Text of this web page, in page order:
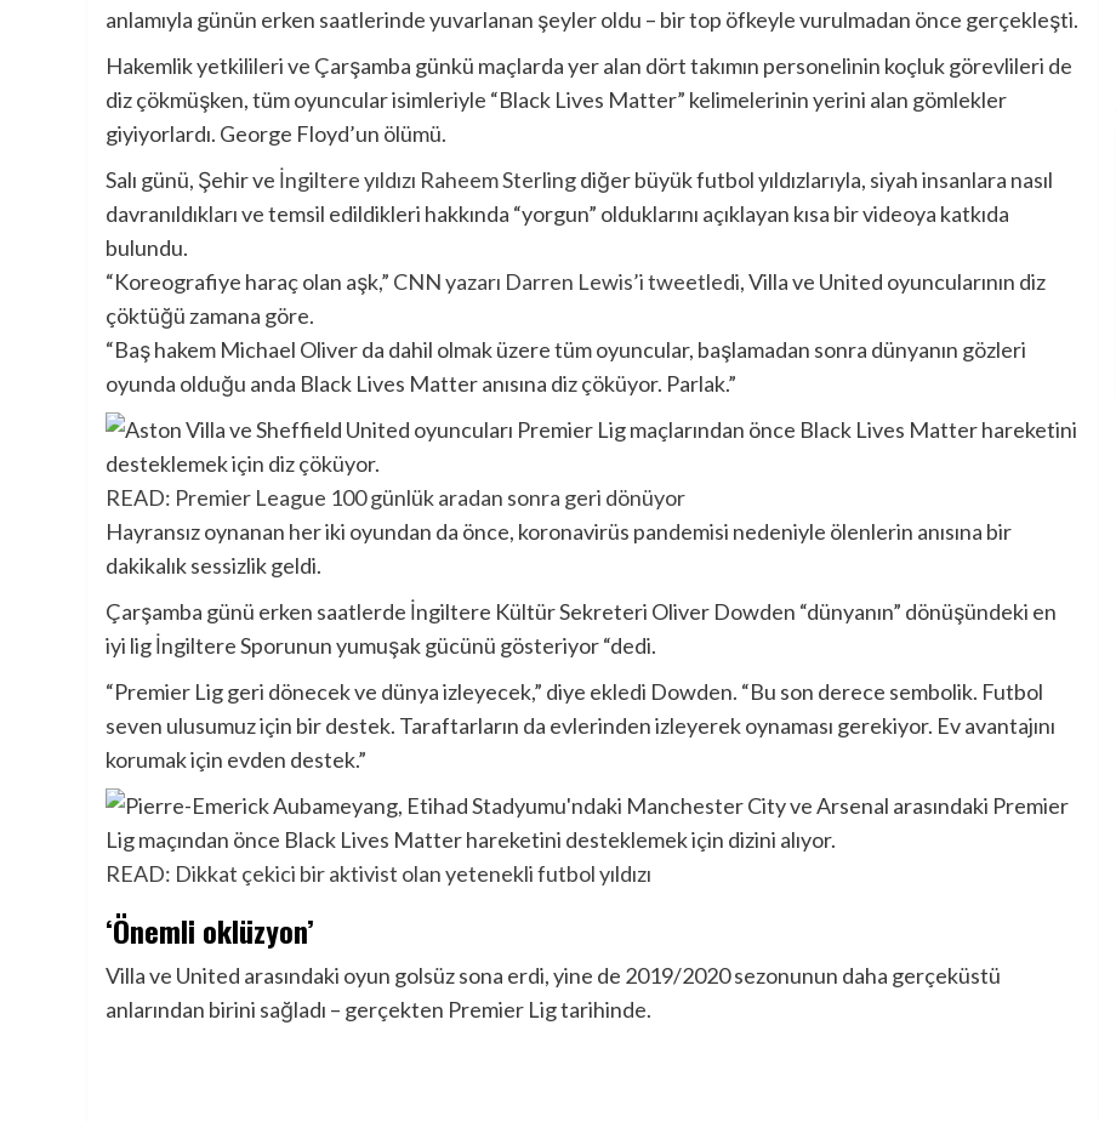
anlamıyla günün erken saatlerinde yuvarlanan şeyler oldu – bir top öfkeyle vurulmadan önce gerçekleşti.
Hakemlik yetkilileri ve Çarşamba günkü maçlarda yer alan dört takımın personelinin koçluk görevlileri de
diz çökmüşken, tüm oyuncular isimleriyle “Black Lives Matter” kelimelerinin yerini alan gömlekler
giyiyorlardı. George Floyd’un ölümü.
Salı günü, Şehir ve İngiltere yıldızı Raheem Sterlingdiğer büyük futbol yıldızlarıyla, siyah insanlara nasıl
davranıldıkları ve temsil edildikleri hakkında “yorgun” olduklarını açıklayan kısa bir videoya katkıda
bulundu.
“Koreografiye haraç olan aşk,” CNN yazarı Darren Lewis’i tweetledi, Villa ve United oyuncularının diz
çöktüğü zamana göre.
“Baş hakem Michael Oliver da dahil olmak üzere tüm oyuncular, başlamadan sonra dünyanın gözleri
oyunda olduğu anda Black Lives Matter anısına diz çöküyor. Parlak.”
READ: Premier League 100 günlük aradan sonra geri dönüyor
Hayransız oynanan her iki oyundan da önce, koronavirüs pandemisi nedeniyle ölenlerin anısına bir
dakikalık sessizlik geldi.
Çarşamba günü erken saatlerde İngiltere Kültür Sekreteri Oliver Dowden “dünyanın” dönüşündeki en
iyi lig İngiltere Sporunun yumuşak gücünü gösteriyor “dedi.
“Premier Lig geri dönecek ve dünya izleyecek,” diye ekledi Dowden. “Bu son derece sembolik. Futbol
seven ulusumuz için bir destek. Taraftarların da evlerinden izleyerek oynaması gerekiyor. Ev avantajını
korumak için evden destek.”
READ: Dikkat çekici bir aktivist olan yetenekli futbol yıldızı
‘Önemli oklüzyon’
Villa ve United arasındaki oyun golsüz sona erdi, yine de 2019/2020 sezonunun daha gerçeküstü
anlarından birini sağladı – gerçekten Premier Lig tarihinde.